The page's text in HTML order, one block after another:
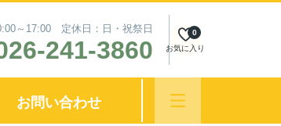
～17:00 定休日：日・祝祭日
241-3860 お気に入り
0
お問い合わせ